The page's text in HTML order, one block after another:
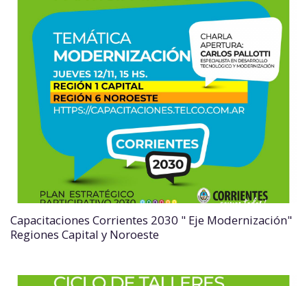
Capacitaciones Corrientes 2030 " Eje Modernización"
Regiones Capital y Noroeste